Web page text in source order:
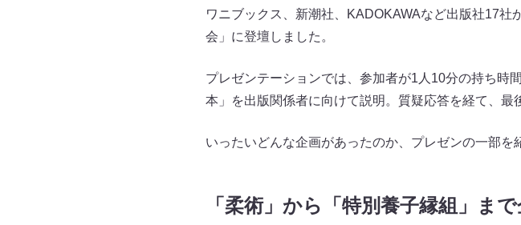
ワニブックス、新潮社、KADOKAWAなど出版社17
会」に登壇しました。
プレゼンテーションでは、参加者が1人10分の持ち時
本」を出版関係者に向けて説明。質疑応答を経て、最
いったいどんな企画があったのか、プレゼンの一部を
「柔術」から「特別養子縁組」ま